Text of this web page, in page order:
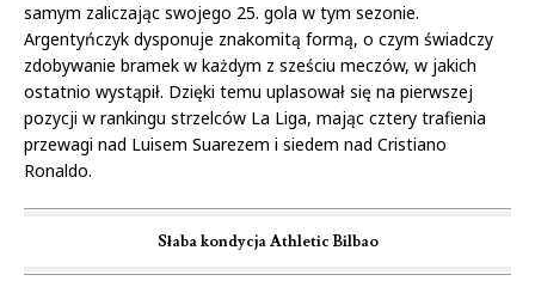
samym zaliczając swojego 25. gola w tym sezonie.
Argentyńczyk dysponuje znakomitą formą, o czym świadczy
zdobywanie bramek w każdym z sześciu meczów, w jakich
ostatnio wystąpił. Dzięki temu uplasował się na pierwszej
pozycji w rankingu strzelców La Liga, mając cztery trafienia
przewagi nad Luisem Suarezem i siedem nad Cristiano
Ronaldo.
Słaba kondycja Athletic Bilbao